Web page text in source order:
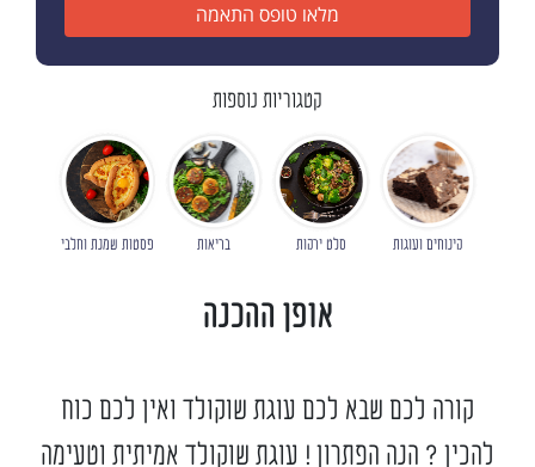
מלאו טופס התאמה
קטגוריות נוספות
קינוחים ועוגות סלט ירקות בריאות פסטות שמנת וחלבי
אופן ההכנה
קורה לכם שבא לכם עוגת שוקולד ואין לכם כוח
להכין ? הנה הפתרון ! עוגת שוקולד אמיתית וטעימה